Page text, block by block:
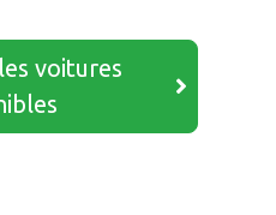
voitures